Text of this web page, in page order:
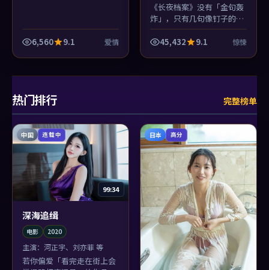
6,560 9.1 爱情
《长夜档案》没有「金句轰
炸」，只有几句像钉子的
话。章子怡说完就走，余音
却挂在近未来街区的风里，
45,432 9.1 惊悚
热门排行 完整榜单
中国 连载中
99:34
深海追缉
电影 2020
主演： 河正宇、刘亦菲 等
若你偏爱「看完走在街上会
日本 高分